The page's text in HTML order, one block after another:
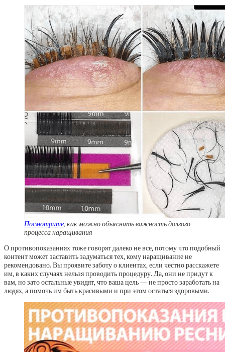
Посмотрите, как можно объяснить важность долгого
процесса наращивания
О противопоказаниях тоже говорят далеко не все, потому что подобный
контент может заставить задуматься тех, кому наращивание не
рекомендовано. Вы проявите заботу о клиентах, если честно расскажете
им, в каких случаях нельзя проводить процедуру. Да, они не придут к
вам, но зато остальные увидят, что ваша цель — не просто заработать на
людях, а помочь им быть красивыми и при этом остаться здоровыми.